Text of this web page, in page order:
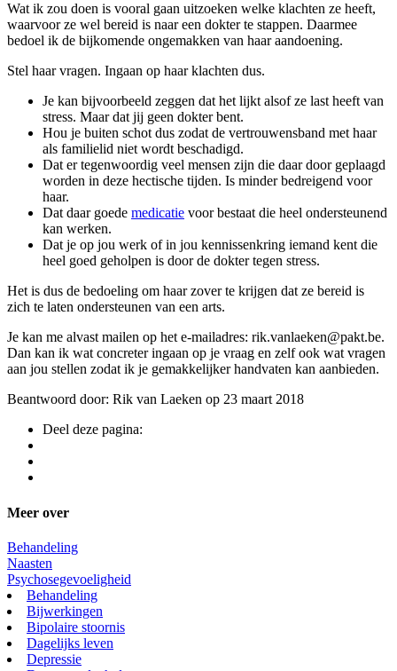
Wat ik zou doen is vooral gaan uitzoeken welke klachten ze heeft,
waarvoor ze wel bereid is naar een dokter te stappen. Daarmee
bedoel ik de bijkomende ongemakken van haar aandoening.
Stel haar vragen. Ingaan op haar klachten dus.
Je kan bijvoorbeeld zeggen dat het lijkt alsof ze last heeft van
stress. Maar dat jij geen dokter bent.
Hou je buiten schot dus zodat de vertrouwensband met haar
als familielid niet wordt beschadigd.
Dat er tegenwoordig veel mensen zijn die daar door geplaagd
worden in deze hectische tijden. Is minder bedreigend voor
haar.
Dat daar goede medicatie voor bestaat die heel ondersteunend
kan werken.
Dat je op jou werk of in jou kennissenkring iemand kent die
heel goed geholpen is door de dokter tegen stress.
Het is dus de bedoeling om haar zover te krijgen dat ze bereid is
zich te laten ondersteunen van een arts.
Je kan me alvast mailen op het e-mailadres: rik.vanlaeken@pakt.be.
Dan kan ik wat concreter ingaan op je vraag en zelf ook wat vragen
aan jou stellen zodat ik je gemakkelijker handvaten kan aanbieden.
Beantwoord door: Rik van Laeken op 23 maart 2018
Deel deze pagina:
Meer over
Behandeling
Naasten
Psychosegevoeligheid
Behandeling
Bijwerkingen
Bipolaire stoornis
Dagelijks leven
Depressie